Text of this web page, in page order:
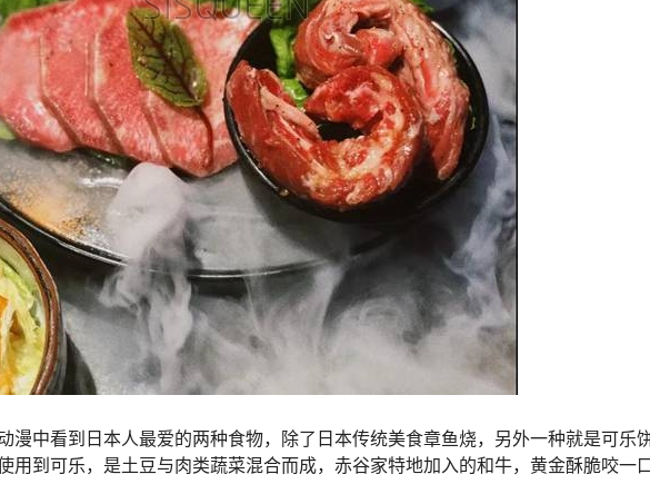
漫中看到日本人最爱的两种食物，除了日本传统美食章鱼烧，另外一种就是可乐
用到可乐，是土豆与肉类蔬菜混合而成，赤谷家特地加入的和牛，黄金酥脆咬一